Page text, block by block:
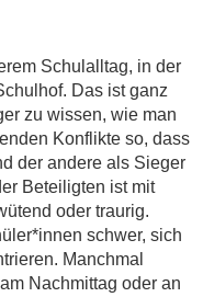
Schulalltag, in der
Das ist ganz
zu wissen, wie man
Konflikte so, dass
der andere als Sieger
Beteiligten ist mit
oder traurig.
schwer, sich
Manchmal
Nachmittag oder an